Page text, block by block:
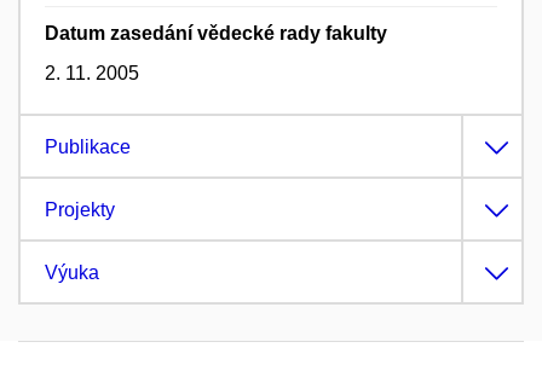
Datum zasedání vědecké rady fakulty
2. 11. 2005
Publikace
Projekty
Výuka